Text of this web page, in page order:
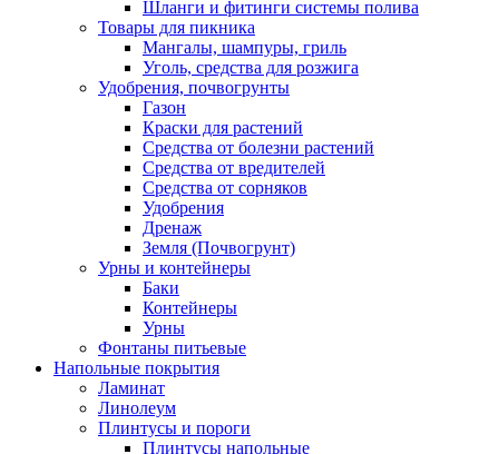
Шланги и фитинги системы полива
Товары для пикника
Мангалы, шампуры, гриль
Уголь, средства для розжига
Удобрения, почвогрунты
Газон
Краски для растений
Средства от болезни растений
Средства от вредителей
Средства от сорняков
Удобрения
Дренаж
Земля (Почвогрунт)
Урны и контейнеры
Баки
Контейнеры
Урны
Фонтаны питьевые
Напольные покрытия
Ламинат
Линолеум
Плинтусы и пороги
Плинтусы напольные